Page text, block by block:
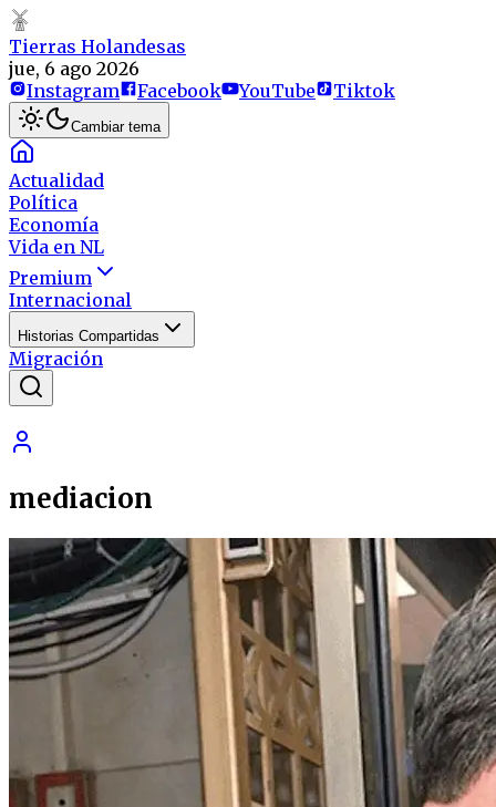
Tierras Holandesas
jue, 6 ago 2026
Instagram
Facebook YouTube Tiktok
Cambiar tema
Actualidad
Política
Economía
Vida en NL
Premium
Internacional
Historias Compartidas
Migración
mediacion